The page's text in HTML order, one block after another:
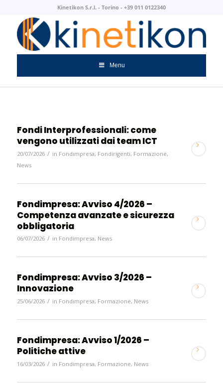
Kinetikon S.r.l. - Torino - +39 011 0122340
Menu
Fondi Interprofessionali: come
vengono utilizzati dai team ICT
20/07/2026 / in Fondimpresa, Fondirigenti, Formazione,
News
Fondimpresa: Avviso 4/2026 –
Competenza avanzate e sicurezza
obbligatoria
06/07/2026 / in Fondimpresa, News
Fondimpresa: Avviso 3/2026 –
Innovazione
25/06/2026 / in Fondimpresa, Formazione, News
Fondimpresa: Avviso 1/2026 –
Politiche attive
16/03/2026 / in Fondimpresa, Formazione, News